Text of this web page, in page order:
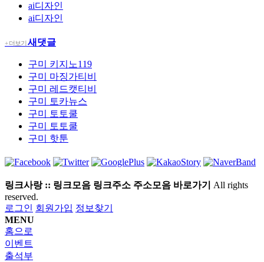
ai디자인
ai디자인
+ 더보기새댓글
구미 키지노119
구미 마징가티비
구미 레드캣티비
구미
토카뉴스
구미
토토쿨
구미
토토쿨
구미 핫툰
링크사랑 :: 링크모음 링크주소 주소모음 바로가기 All rights
reserved.
로그인 회원가입 정보찾기
MENU
홈으로
이벤트
출석부